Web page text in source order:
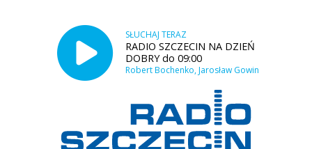
SŁUCHAJ TERAZ
RADIO SZCZECIN NA DZIEŃ
DOBRY do 09:00
Robert Bochenko, Jarosław Gowin